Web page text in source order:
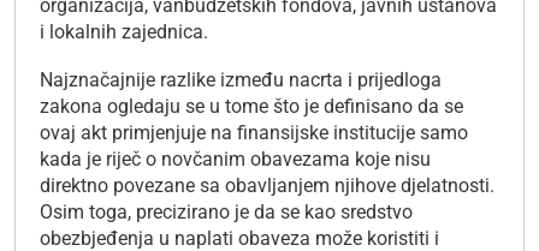
organizacija, vanbudžetskih fondova, javnih ustanova
i lokalnih zajednica.
Najznačajnije razlike između nacrta i prijedloga
zakona ogledaju se u tome što je definisano da se
ovaj akt primjenjuje na finansijske institucije samo
kada je riječ o novčanim obavezama koje nisu
direktno povezane sa obavljanjem njihove djelatnosti.
Osim toga, precizirano je da se kao sredstvo
obezbjeđenja u naplati obaveza može koristiti i